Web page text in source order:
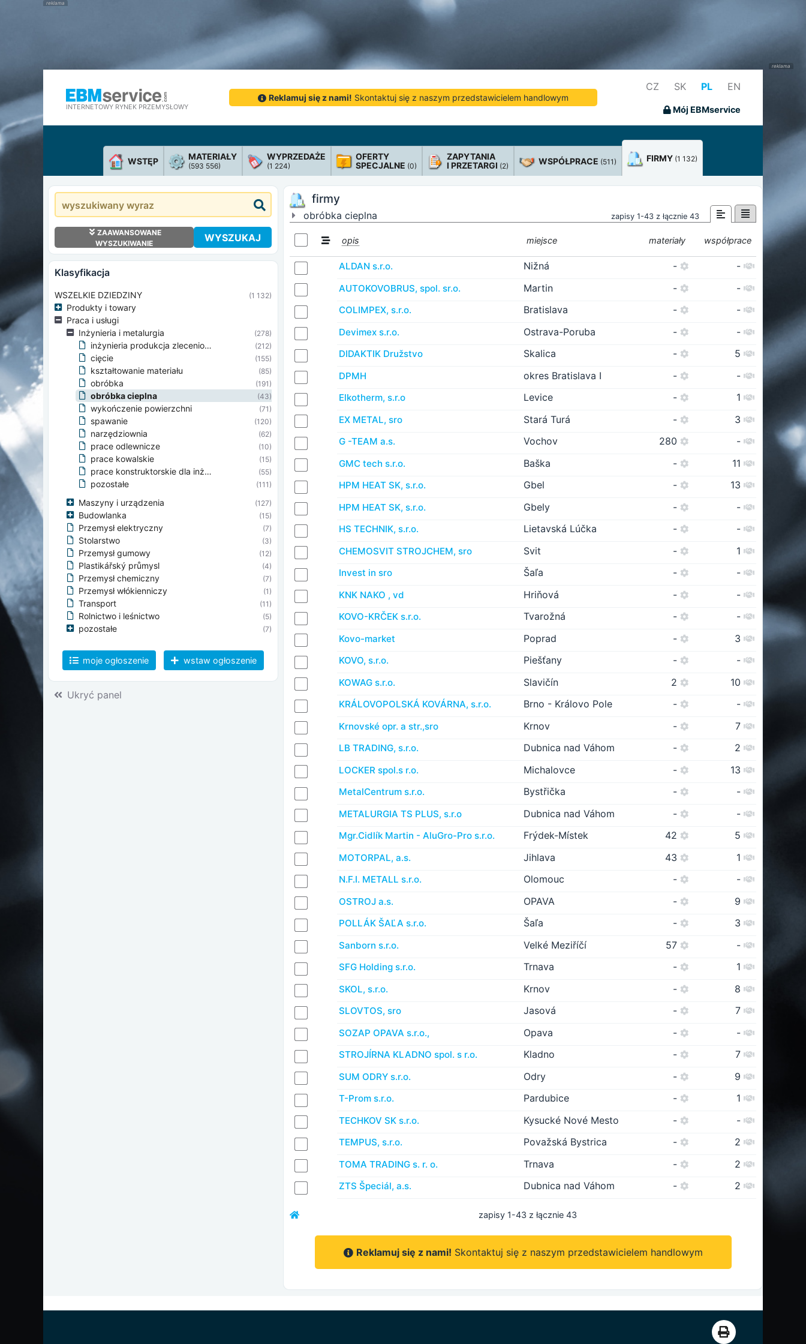
INTERNETOWY RYNEK PRZEMYSŁOWY
Reklamuj się z nami! Skontaktuj się z naszym przedstawicielem handlowym
CZ SK PL EN
Mój EBMservice
WSTĘP MATERIAŁY
(593 556)
WYPRZEDAŻE
(1 224)
OFERTY
SPECJALNE (0)
ZAPYTANIA
I PRZETARGI (2) WSPÓŁPRACE (511) FIRMY (1 132)
ZAAWANSOWANE
WYSZUKIWANIE
WYSZUKAJ
klasyfikacja
WSZELKIE DZIEDZINY (1 132)
Produkty i towary
Praca i usługi
Inżynieria i metalurgia
(278)
inżynieria produkcja zleceniowa (212)
cięcie (155)
kształtowanie materiału (85)
obróbka (191)
obróbka cieplna (43)
wykończenie powierzchni (71)
spawanie (120)
narzędziownia (62)
prace odlewnicze (10)
prace kowalskie (15)
prace konstruktorskie dla inżynierii (55)
pozostałe (111)
Maszyny i urządzenia (127)
Budowlanka (15)
Przemysł elektryczny (7)
Stolarstwo (3)
Przemysł gumowy (12)
Plastikářský průmysl (4)
Przemysł chemiczny (7)
Przemysł włókienniczy (1)
Transport (11)
Rolnictwo i leśnictwo (5)
pozostałe (7)
moje ogłoszenie wstaw ogłoszenie
Ukryć panel
firmy
obróbka cieplna zapisy 1-43 z łącznie 43
opis miejsce materiały współprace
ALDAN s.r.o. Nižná - -
AUTOKOVOBRUS, spol. sr.o. Martin - -
COLIMPEX, s.r.o. Bratislava - -
Devimex s.r.o. Ostrava-Poruba - -
DIDAKTIK Družstvo Skalica - 5
DPMH okres Bratislava I - -
Elkotherm, s.r.o Levice - 1
EX METAL, sro Stará Turá - 3
G -TEAM a.s. Vochov 280 -
GMC tech s.r.o. Baška - 11
HPM HEAT SK, s.r.o. Gbel - 13
HPM HEAT SK, s.r.o. Gbely - -
HS TECHNIK, s.r.o. Lietavská Lúčka - -
CHEMOSVIT STROJCHEM, sro Svit - 1
Invest in sro Šaľa - -
KNK NAKO , vd Hriňová - -
KOVO-KRČEK s.r.o. Tvarožná - -
Kovo-market Poprad - 3
KOVO, s.r.o. Piešťany - -
KOWAG s.r.o. Slavičín 2 10
KRÁLOVOPOLSKÁ KOVÁRNA, s.r.o. Brno - Královo Pole - -
Krnovské opr. a str.,sro Krnov - 7
LB TRADING, s.r.o. Dubnica nad Váhom - 2
LOCKER spol.s r.o. Michalovce - 13
MetalCentrum s.r.o. Bystřička - -
METALURGIA TS PLUS, s.r.o Dubnica nad Váhom - -
Mgr.Cidlík Martin - AluGro-Pro s.r.o. Frýdek-Místek 42 5
MOTORPAL, a.s. Jihlava 43 1
N.F.I. METALL s.r.o. Olomouc - -
OSTROJ a.s. OPAVA - 9
POLLÁK ŠAĽA s.r.o. Šaľa - 3
Sanborn s.r.o. Velké Meziříčí 57 -
SFG Holding s.r.o. Trnava - 1
SKOL, s.r.o. Krnov - 8
SLOVTOS, sro Jasová - 7
SOZAP OPAVA s.r.o., Opava - -
STROJÍRNA KLADNO spol. s r.o. Kladno - 7
SUM ODRY s.r.o. Odry - 9
T-Prom s.r.o. Pardubice - 1
TECHKOV SK s.r.o. Kysucké Nové Mesto - -
TEMPUS, s.r.o. Považská Bystrica - 2
TOMA TRADING s. r. o. Trnava - 2
ZTS Špeciál, a.s. Dubnica nad Váhom - 2
zapisy 1-43 z łącznie 43
Reklamuj się z nami! Skontaktuj się z naszym przedstawicielem handlowym